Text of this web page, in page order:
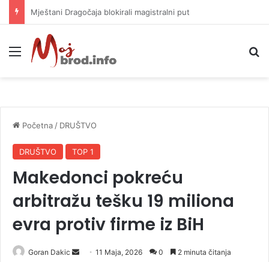
Helikopter ponovo gasi vatru u selima kod Trebinja
Meni
Početna / DRUŠTVO
DRUŠTVO TOP 1
Makedonci pokreću
arbitražu tešku 19 miliona
evra protiv firme iz BiH
Goran Dakic 11 Maja, 2026 0 2 minuta čitanja